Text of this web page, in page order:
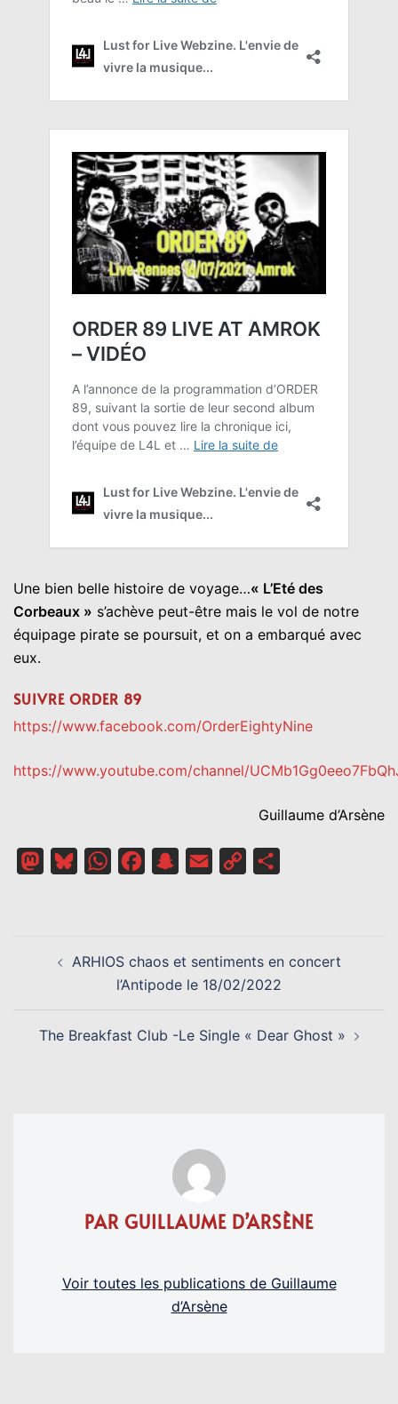
Une bien belle histoire de voyage…« L’Eté des
Corbeaux » s’achève peut-être mais le vol de notre
équipage pirate se poursuit, et on a embarqué avec
eux.
SUIVRE ORDER 89
https://www.facebook.com/OrderEightyNine
https://www.youtube.com/channel/
Guillaume d’Arsène
MastodonBlueskyWhatsAppFacebookSnapchat
Email
Copy
D’ARTICLEARHIOS chaos et sentiments en concert
l’Antipode le 18/02/2022
The Breakfast Club -Le Single « Dear Ghost »
PAR GUILLAUME D’ARSÈNE
Voir toutes les publications de Guillaume
d’Arsène